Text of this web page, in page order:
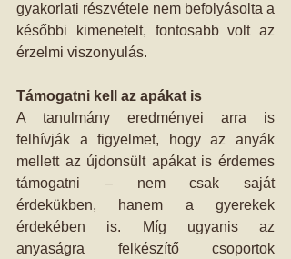
gyakorlati részvétele nem befolyásolta a
későbbi kimenetelt, fontosabb volt az
érzelmi viszonyulás.
Támogatni kell az apákat is
A tanulmány eredményei arra is
felhívják a figyelmet, hogy az anyák
mellett az újdonsült apákat is érdemes
támogatni – nem csak saját
érdekükben, hanem a gyerekek
érdekében is. Míg ugyanis az
anyaságra felkészítő csoportok